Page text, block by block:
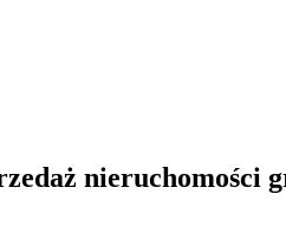
nieruchomości